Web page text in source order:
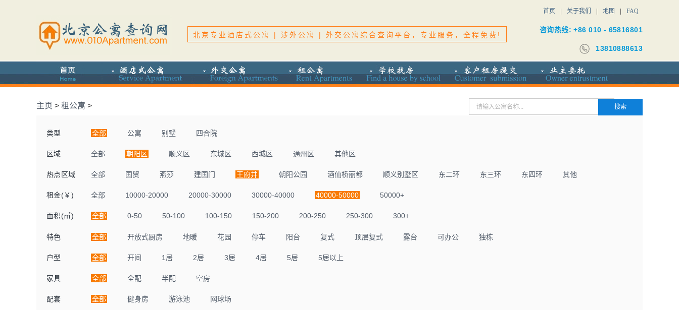
首页 关于我们 地图 FAQ
北京专业酒店式公寓 | 涉外公寓 | 外交公寓综合查询平台，专业服务，全程免费!
咨询热线: +86 010 - 65816801
13810888613
主页 > 租公寓 >
类型 全部 公寓 别墅 四合院
区域 全部 朝阳区 顺义区 东城区 西城区 通州区 其他区
热点区域 全部 国贸 燕莎 建国门 王府井 朝阳公园 酒仙桥丽都 顺义别墅区 东二环 东三环 东四环 其他
租金(￥) 全部 10000-20000 20000-30000 30000-40000 40000-50000 50000+
面积(㎡) 全部 0-50 50-100 100-150 150-200 200-250 250-300 300+
特色 全部 开放式厨房 地暖 花园 停车 阳台 复式 顶层复式 露台 可办公 独栋
户型 全部 开间 1居 2居 3居 4居 5居 5居以上
家具 全部 全配 半配 空房
配套 全部 健身房 游泳池 网球场